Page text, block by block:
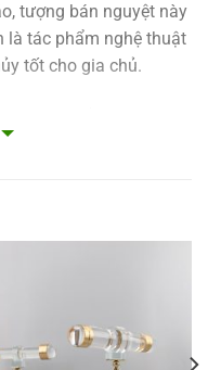
tượng bán nguyệt này
là tác phẩm nghệ thuật
tốt cho gia chủ.
khu vực yêu cầu sự
Hiện Đại** là một